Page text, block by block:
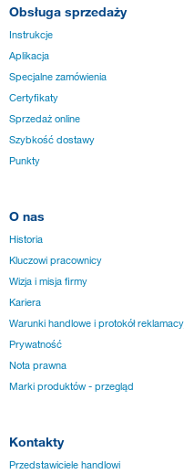
Obsługa sprzedaży
Instrukcje
Aplikacja
Specjalne zamówienia
Certyfikaty
Sprzedaż online
Szybkość dostawy
Punkty
O nas
Historia
Kluczowi pracownicy
Wizja i misja firmy
Kariera
Warunki handlowe i protokół
Prywatność
Nota prawna
Marki produktów - przegląd
Kontakty
Przedstawiciele handlowi